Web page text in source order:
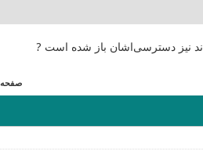
نیز دسترسی‌اشان باز شده است ?
صفحه‌ها